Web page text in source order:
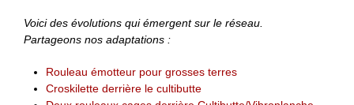
Voici des évolutions qui émergent sur le réseau.
Partageons nos adaptations :
Rouleau émotteur pour grosses terres
Croskilette derrière le cultibutte